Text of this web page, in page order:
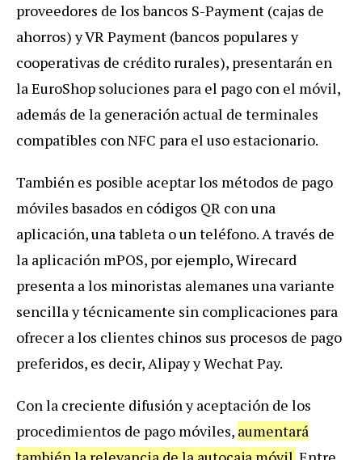
proveedores de los bancos S-Payment (cajas de
ahorros) y VR Payment (bancos populares y
cooperativas de crédito rurales), presentarán en
la EuroShop soluciones para el pago con el móvil,
además de la generación actual de terminales
compatibles con NFC para el uso estacionario.
También es posible aceptar los métodos de pago
móviles basados en códigos QR con una
aplicación, una tableta o un teléfono. A través de
la aplicación mPOS, por ejemplo, Wirecard
presenta a los minoristas alemanes una variante
sencilla y técnicamente sin complicaciones para
ofrecer a los clientes chinos sus procesos de pago
preferidos, es decir, Alipay y Wechat Pay.
Con la creciente difusión y aceptación de los
procedimientos de pago móviles, aumentará